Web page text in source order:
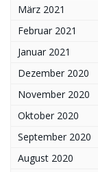
März 2021
Februar 2021
Januar 2021
Dezember 2020
November 2020
Oktober 2020
September 2020
August 2020